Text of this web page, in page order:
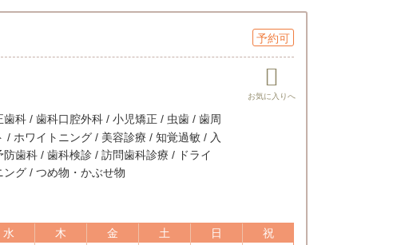
予約可
科 / 歯科口腔外科 / 小児矯正 / 虫歯 / 歯周
/ ホワイトニング / 美容診療 / 知覚過敏 / 入
歯科 / 歯科検診 / 訪問歯科診療 / ドライ
グ / つめ物・かぶせ物
水 木 金 土 日
祝